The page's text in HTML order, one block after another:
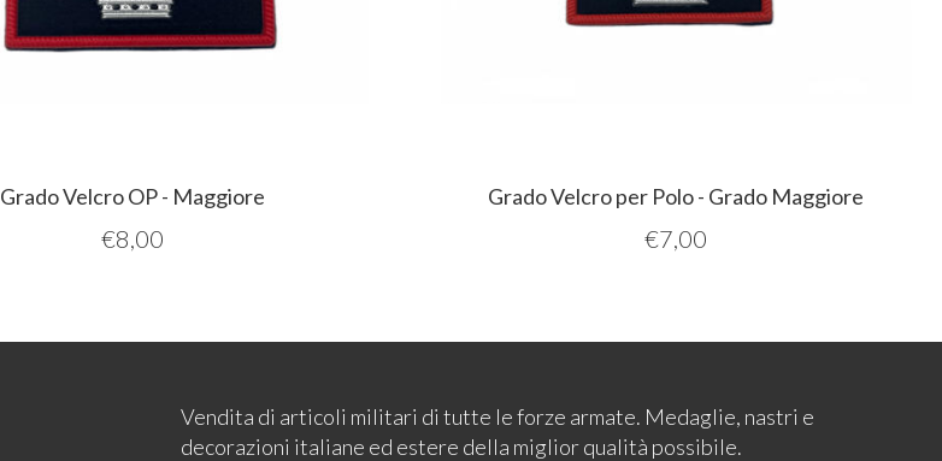
Grado Velcro OP - Maggiore
€8,00
Grado Velcro per Polo - Grado Maggiore
€7,00
Vendita di articoli militari di tutte le forze armate. Medaglie, nastri e
decorazioni italiane ed estere della miglior qualità possibile.